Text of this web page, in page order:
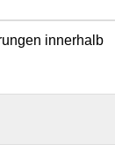
innerhalb